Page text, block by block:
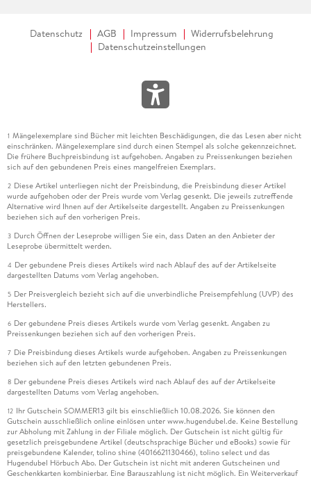
Datenschutz AGB Impressum
Widerrufsbelehrung
Datenschutzeinstellungen
1 Mängelexemplare sind Bücher mit leichten Beschädigungen, die das Lesen aber nicht
einschränken. Mängelexemplare sind durch einen Stempel als solche gekennzeichnet.
Die frühere Buchpreisbindung ist aufgehoben. Angaben zu Preissenkungen beziehen
sich auf den gebundenen Preis eines mangelfreien Exemplars.
2 Diese Artikel unterliegen nicht der Preisbindung, die Preisbindung dieser Artikel
wurde aufgehoben oder der Preis wurde vom Verlag gesenkt. Die jeweils zutreffende
Alternative wird Ihnen auf der Artikelseite dargestellt. Angaben zu Preissenkungen
beziehen sich auf den vorherigen Preis.
3 Durch Öffnen der Leseprobe willigen Sie ein, dass Daten an den Anbieter der
Leseprobe übermittelt werden.
4 Der gebundene Preis dieses Artikels wird nach Ablauf des auf der Artikelseite
dargestellten Datums vom Verlag angehoben.
5 Der Preisvergleich bezieht sich auf die unverbindliche Preisempfehlung (UVP) des
Herstellers.
6 Der gebundene Preis dieses Artikels wurde vom Verlag gesenkt. Angaben zu
Preissenkungen beziehen sich auf den vorherigen Preis.
7 Die Preisbindung dieses Artikels wurde aufgehoben. Angaben zu Preissenkungen
beziehen sich auf den letzten gebundenen Preis.
8 Der gebundene Preis dieses Artikels wird nach Ablauf des auf der Artikelseite
dargestellten Datums vom Verlag angehoben.
12 Ihr Gutschein SOMMER13 gilt bis einschließlich 10.08.2026. Sie können den
Gutschein ausschließlich online einlösen unter www.hugendubel.de. Keine Bestellung
zur Abholung mit Zahlung in der Filiale möglich. Der Gutschein ist nicht gültig für
gesetzlich preisgebundene Artikel (deutschsprachige Bücher und eBooks) sowie für
preisgebundene Kalender, tolino shine (4016621130466), tolino select und das
Hugendubel Hörbuch Abo. Der Gutschein ist nicht mit anderen Gutscheinen und
Geschenkkarten kombinierbar. Eine Barauszahlung ist nicht möglich. Ein Weiterverkauf